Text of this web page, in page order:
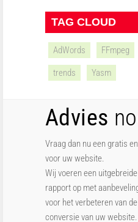
TAG CLOUD
AdWords FFmpeg
trends Yasm
Advies
Vraag dan nu een gratis
voor uw website.
Wij voeren een
rapport op met
voor het verbeteren van
conversie van uw website.